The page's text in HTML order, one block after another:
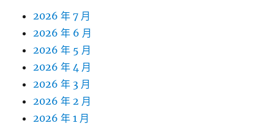
2026 年 7 月
2026 年 6 月
2026 年 5 月
2026 年 4 月
2026 年 3 月
2026 年 2 月
2026 年 1 月